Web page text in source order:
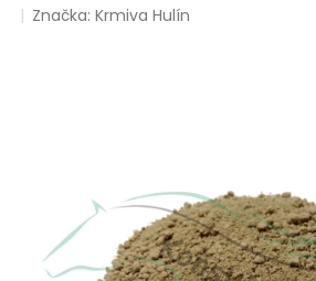
hodnocení
Značka:Krmiva Hulín